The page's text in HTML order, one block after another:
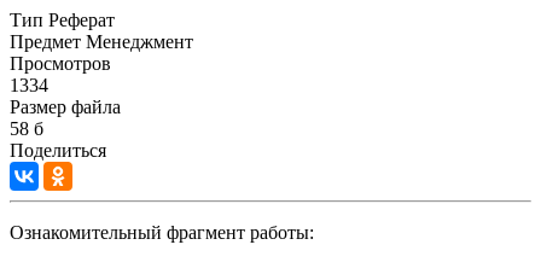
Тип Реферат
Предмет Менеджмент
Просмотров
1334
Размер файла
58 б
Поделиться
Ознакомительный фрагмент работы: